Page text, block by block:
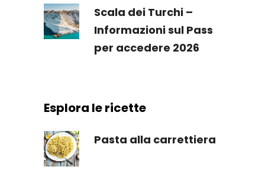
Scala dei Turchi –
Informazioni sul Pass
per accedere 2026
Esplora le ricette
Pasta alla carrettiera